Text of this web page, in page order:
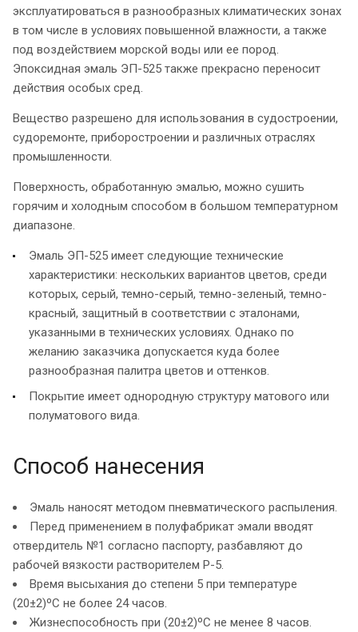
эксплуатироваться в разнообразных климатических зонах
в том числе в условиях повышенной влажности, а также
под воздействием морской воды или ее пород.
Эпоксидная эмаль ЭП-525 также прекрасно переносит
действия особых сред.
Вещество разрешено для использования в судостроении,
судоремонте, приборостроении и различных отраслях
промышленности.
Поверхность, обработанную эмалью, можно сушить
горячим и холодным способом в большом температурном
диапазоне.
Эмаль ЭП-525 имеет следующие технические
характеристики: нескольких вариантов цветов, среди
которых, серый, темно-серый, темно-зеленый, темно-
красный, защитный в соответствии с эталонами,
указанными в технических условиях. Однако по
желанию заказчика допускается куда более
разнообразная палитра цветов и оттенков.
Покрытие имеет однородную структуру матового или
полуматового вида.
Способ нанесения
Эмаль наносят методом пневматического распыления.
Перед применением в полуфабрикат эмали вводят
отвердитель №1 согласно паспорту, разбавляют до
рабочей вязкости растворителем P-5.
Время высыхания до степени 5 при температуре
(20±2)ºС не более 24 часов.
Жизнеспособность при (20±2)ºС не менее 8 часов.